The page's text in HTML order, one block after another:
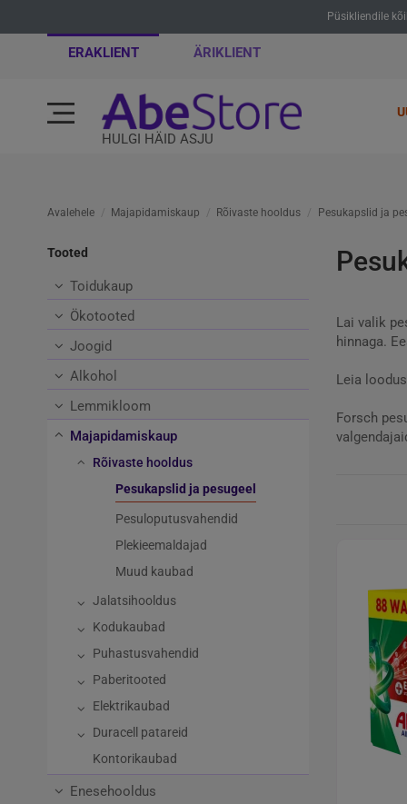
Püsikliendile
ERAKLIENT ÄRIKLIENT
HULGI HÄID ASJU
Avalehele Majapidamiskaup Rõivaste hooldus Pesukapslid ja
Lai valik
hinnaga.
Leia
Forsch
Tooted
Toidukaup
Ökotooted
Joogid
Alkohol
Lemmikloom
Majapidamiskaup
Rõivaste hooldus
Pesukapslid ja pesugeel
Pesuloputusvahendid
Plekieemaldajad
Muud kaubad
Jalatsihooldus
Kodukaubad
Puhastusvahendid
Paberitooted
Elektrikaubad
Duracell patareid
Kontorikaubad
Enesehooldus